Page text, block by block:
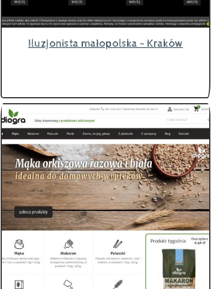
Iluzjonista małopolska - Kraków